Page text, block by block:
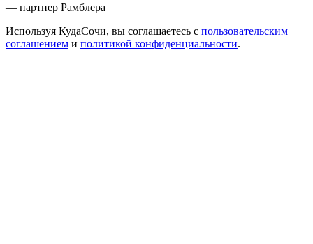
— партнер Рамблера
Используя КудаСочи, вы соглашаетесь с пользовательским
соглашением и политикой конфиденциальности.